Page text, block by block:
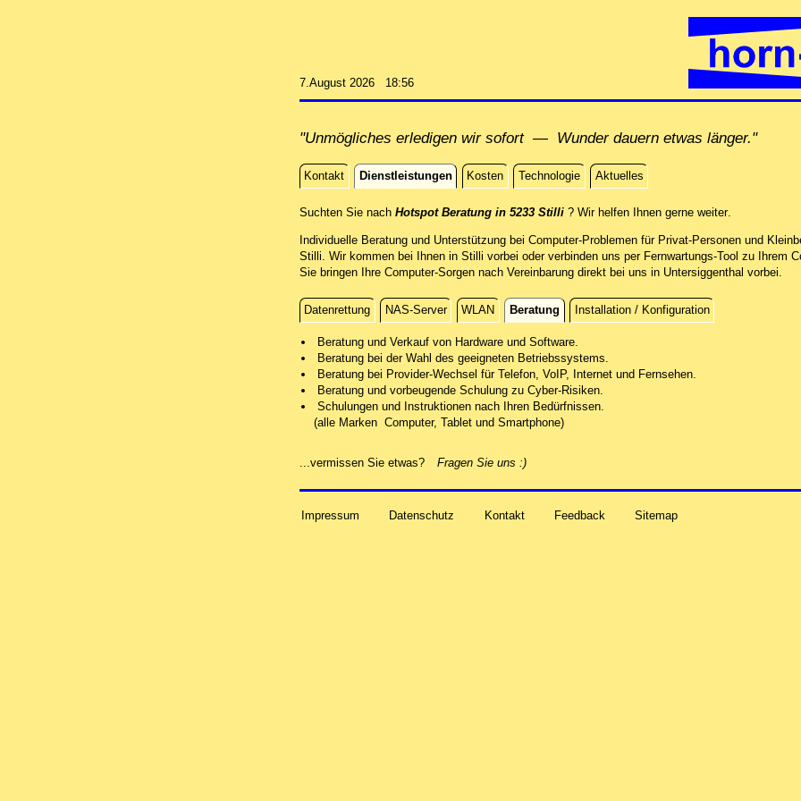
7.August 2026 18:56
"Unmögliches erledigen wir sofort — Wunder dauern etwas länger."
Kontakt Dienstleistungen Kosten Technologie Aktuelles
Dienstleistungen
Suchten Sie nach Hotspot Beratung in 5233 Stilli? Wir helfen Ihnen gerne weiterdirekt vor Ort
.
Individuelle Beratung und Unterstützung bei Computer-Problemen für Privat-Personen und
Stilli. Wir kommen bei Ihnen in Stilli vorbei oder verbinden uns per Fernwartungs-Tool zu Ihrem
Sie bringen Ihre Computer-Sorgen nach Vereinbarung direkt bei uns in Untersiggenthal vorbei.
Datenrettung NAS-Server WLAN Beratung Installation / Konfiguration
Beratung
Beratung und Verkauf von Hardware und Software.
Beratung bei der Wahl des geeigneten Betriebssystems.
Beratung bei Provider-Wechsel für Telefon, VoIP, Internet und Fernsehen.
Beratung und vorbeugende Schulung zu Cyber-Risiken.
Schulungen und Instruktionen nach Ihren Bedürfnissen.
(alle Marken Computer, Tablet und Smartphone)
...vermissen Sie etwas? Fragen Sie uns alles zu Ihren Problemen und Sorgen rund um
:)
Impressum Datenschutz Kontakt Feedback Sitemap